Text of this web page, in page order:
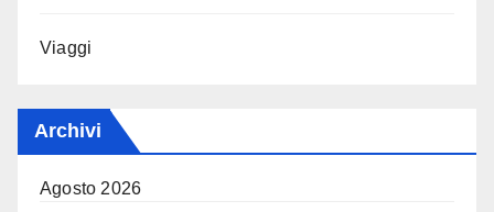
Viaggi
Archivi
Agosto 2026